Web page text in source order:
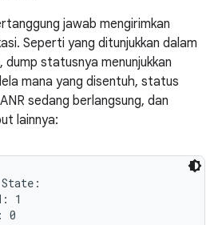
jawab mengirimkan
Seperti yang ditunjukkan dalam
statusnya menunjukkan
mana yang disentuh, status
sedang berlangsung, dan
lainnya:
1
0